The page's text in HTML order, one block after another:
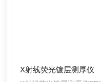
X射线荧光镀层测厚仪